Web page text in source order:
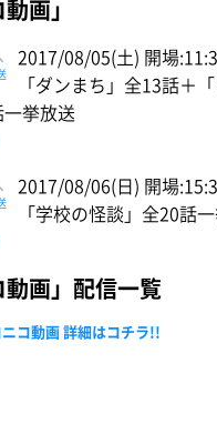
画」
2017/08/05(土) 開場
「ダンまち」全13話＋
挙放送
2017/08/06(日) 開場
「学校の怪談」全20話
動画」配信一覧
コ動画 詳細はコチラ!!